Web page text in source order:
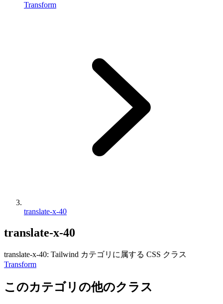
Transform
translate-x-40
translate-x-40
translate-x-40: Tailwind カテゴリに属する​​ CSS クラス
Transform
このカテゴリの他のクラス